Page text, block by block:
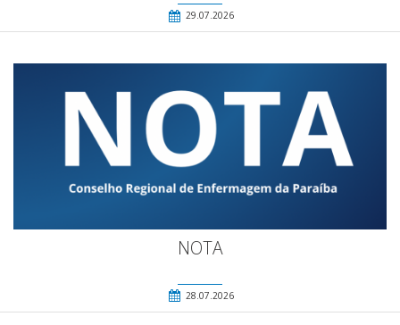
29.07.2026
NOTA
28.07.2026